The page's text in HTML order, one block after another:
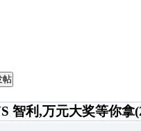
帖
智利,万元大奖等你拿